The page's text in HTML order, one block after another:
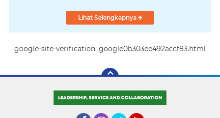
Lihat Selengkapnya
google-site-verification: google0b303ee492accf83.html